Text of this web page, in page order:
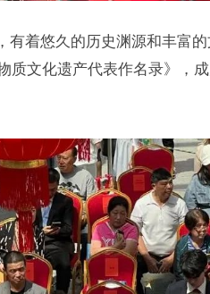
着悠久的历史渊源和丰富
质文化遗产代表作名录》，